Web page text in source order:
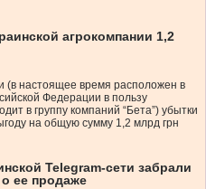
агрокомпании 1,2
(в настоящее время расположен в
Федерации в пользу
в группу компаний “Бета”) убытки
на общую сумму 1,2 млрд грн
Telegram-сети забрали
ее продаже